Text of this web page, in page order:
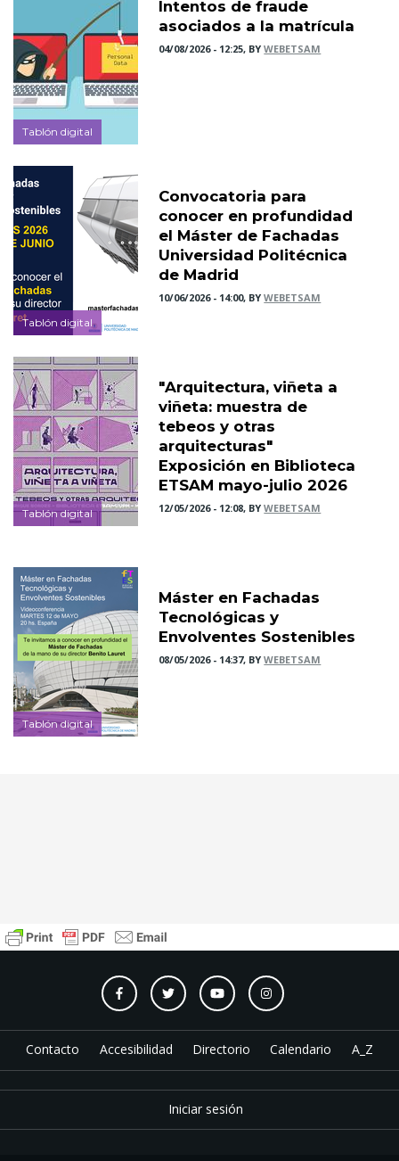
Tablón digital
Intentos de fraude
asociados a la matrícula
04/08/2026 - 12:25, BYWEBETSAM
Tablón digital
Convocatoria para
conocer en profundidad
el Máster de Fachadas
Universidad Politécnica
de Madrid
10/06/2026 - 14:00, BYWEBETSAM
Tablón digital
"Arquitectura, viñeta a
viñeta: muestra de
tebeos y otras
arquitecturas"
Exposición en Biblioteca
ETSAM mayo-julio 2026
12/05/2026 - 12:08, BYWEBETSAM
Tablón digital
Máster en Fachadas
Tecnológicas y
Envolventes Sostenibles
08/05/2026 - 14:37, BYWEBETSAM
Contacto Accesibilidad Directorio Calendario A_Z
Iniciar sesión